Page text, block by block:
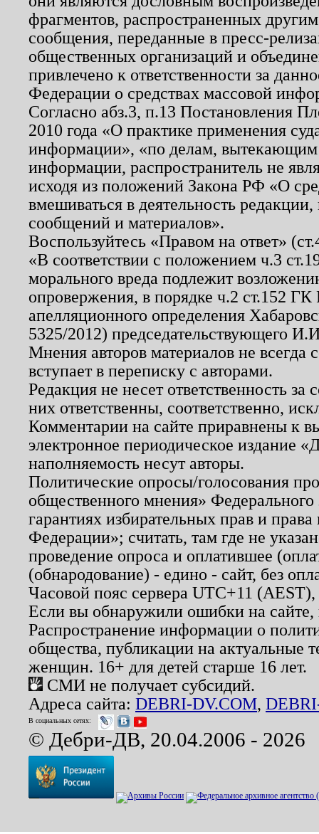
фрагментов, распространенных
сообщения, переданные в пресс-
общественных организаций и
привлечено к ответственности за
Федерации о средствах массовой
Согласно абз.3, п.13 Постановления
2010 года «О практике применения
информации», «по делам, вытекающим
информации, распространитель не
исходя из положений Закона РФ «О
вмешиваться в деятельность
сообщений и материалов».
Воспользуйтесь «Правом на ответ»
«В соответствии с положением ч.3
морального вреда подлежит
опровержения, в порядке ч.2 ст.152
апелляционного определения
5325/2012) председательствующего
Мнения авторов материалов не
вступает в переписку с авторами.
Редакция не несет ответственность
них ответственны, соответственно,
Комментарии на сайте приравнены к
электронное периодическое издание
наполняемость несут авторы.
Политические опросы/голосования
общественного мнения»
гарантиях избирательных прав и
Федерации»; считать, там где не
проведение опроса и оплатившее
(обнародование) - едино - сайт, без
Часовой пояс сервера UTC+11
Если вы обнаружили ошибки на
Распространение информации о
общества, публикации на актуальные
женщин. 16+ для детей старше 16 лет.
СМИ не получает субсидий.
Адреса сайта: DEBRI-DV.COM,
В социальных сетях:
© Дебри-ДВ, 20.04.2006 - 2026